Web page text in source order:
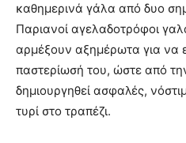
καθημερινά γάλα από δυο
Παριανοί αγελαδοτρόφοι
αρμέξουν αξημέρωτα για να
παστερίωσή του, ώστε από
δημιουργηθεί ασφαλές,
τυρί στο τραπέζι.